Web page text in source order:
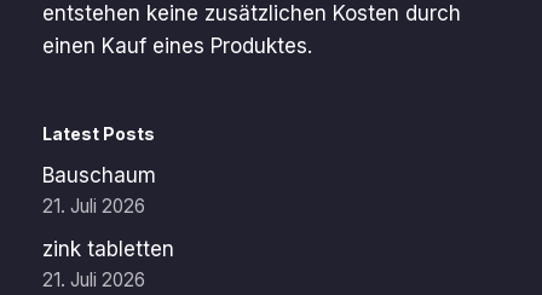
entstehen keine zusätzlichen Kosten durch
einen Kauf eines Produktes.
Latest Posts
Bauschaum
21. Juli 2026
zink tabletten
21. Juli 2026